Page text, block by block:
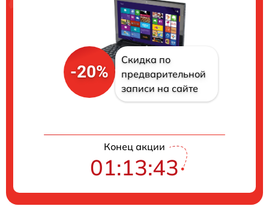
-20%
Скидка по
предварительной
записи на сайте
Конец акции
01:13:42